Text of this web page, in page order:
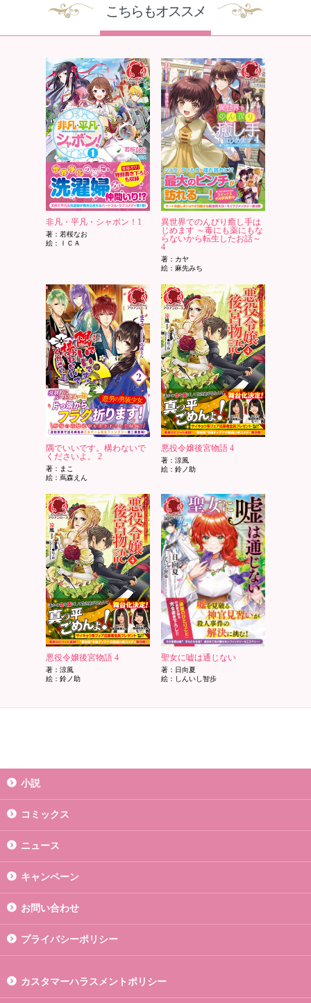
こちらもオススメ
非凡・平凡・シャボン！1
著：若桜なお
絵：ＩＣＡ
異世界でのんびり癒し手は
じめます ～毒にも薬にもな
らないから転生したお話～
4
著：カヤ
絵：麻先みち
隅でいいです。構わないで
くださいよ。 2
著：まこ
絵：蔦森えん
悪役令嬢後宮物語 4
著：涼風
絵：鈴ノ助
悪役令嬢後宮物語 4
著：涼風
絵：鈴ノ助
聖女に嘘は通じない
著：日向夏
絵：しんいし智歩
小説
コミックス
ニュース
キャンペーン
お問い合わせ
プライバシーポリシー
カスタマーハラスメントポリシー